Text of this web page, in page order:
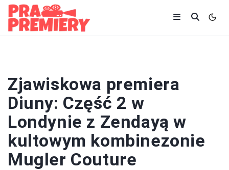
Zjawiskowa premiera
Diuny: Część 2 w
Londynie z Zendayą w
kultowym kombinezonie
Mugler Couture